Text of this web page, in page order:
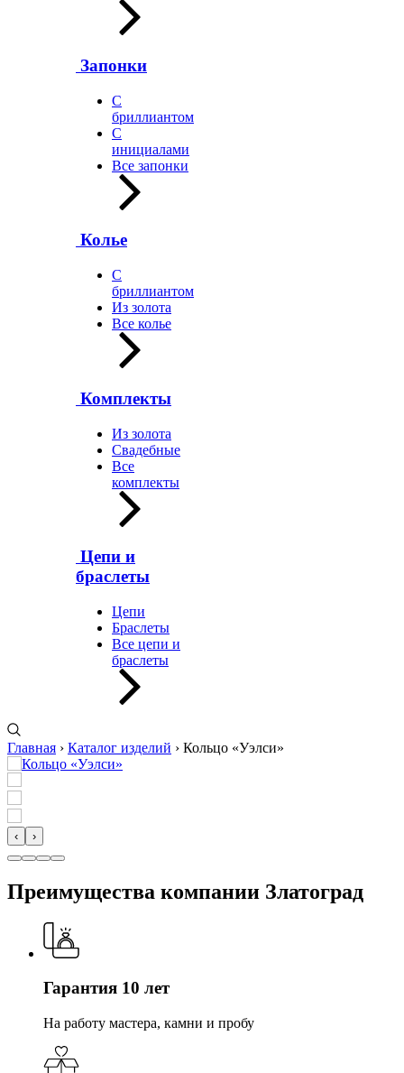
Запонки
С
бриллиантом
С
инициалами
Все запонки
Колье
С
бриллиантом
Из золота
Все колье
Комплекты
Из золота
Свадебные
Все
комплекты
Цепи и
браслеты
Цепи
Браслеты
Все цепи и
браслеты
Главная › Каталог изделий › Кольцо «Уэлси»
‹ ›
Преимущества компании Златоград
Гарантия 10 лет
На работу мастера, камни и пробу